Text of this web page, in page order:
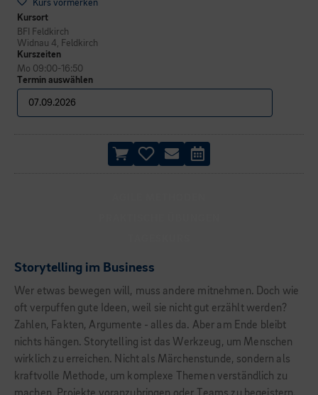
Kurs vormerken
Kursort
BFI Feldkirch
Widnau 4, Feldkirch
Termin auswählen
Kurszeiten
Mo 09:00-16:50
Storytelling im Business
Wer etwas bewegen will, muss andere mitnehmen. Doch wie
oft verpuffen gute Ideen, weil sie nicht gut erzählt werden?
Zahlen, Fakten, Argumente - alles da. Aber am Ende bleibt
nichts hängen. Storytelling ist das Werkzeug, um Menschen
wirklich zu erreichen. Nicht als Märchenstunde, sondern als
kraftvolle Methode, um komplexe Themen verständlich zu